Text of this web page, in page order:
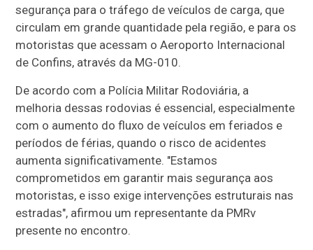
segurança para o tráfego de veículos de carga, que
circulam em grande quantidade pela região, e para os
motoristas que acessam o Aeroporto Internacional
de Confins, através da MG-010.
De acordo com a Polícia Militar Rodoviária, a
melhoria dessas rodovias é essencial, especialmente
com o aumento do fluxo de veículos em feriados e
períodos de férias, quando o risco de acidentes
aumenta significativamente. "Estamos
comprometidos em garantir mais segurança aos
motoristas, e isso exige intervenções estruturais nas
estradas", afirmou um representante da PMRv
presente no encontro.